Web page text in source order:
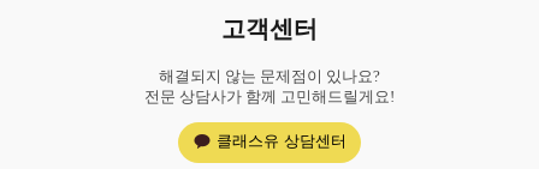
고객센터
해결되지 않는 문제점이 있나요?
전문 상담사가 함께 고민해드릴게요!
클래스유 상담센터